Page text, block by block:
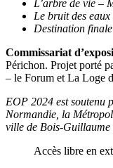
L’arbre de vie –
Le bruit des
Destination finale
Commissariat
Périchon. Projet porté
– le Forum et La Loge
EOP 2024 est soutenu
Normandie, la
ville de Bois-
Accès libre en